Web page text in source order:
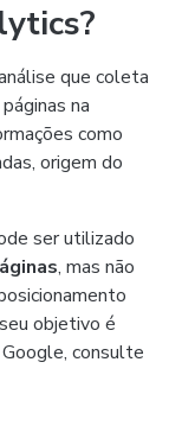
que coleta
na
como
origem do
ser utilizado
, mas não
objetivo é
consulte